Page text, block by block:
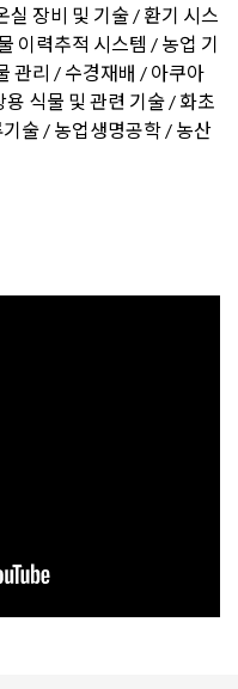
실 장비 및 기술 / 환기 시스
이력추적 시스템 / 농업 기
관리 / 수경재배 / 아쿠아
식물 및 관련 기술 / 화초
술 / 농업생명공학 / 농산